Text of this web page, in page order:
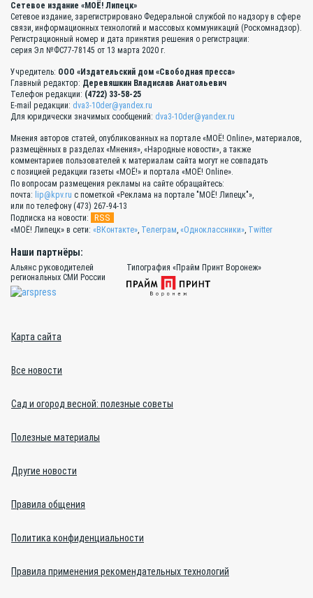
Сетевое издание «МОЁ! Липецк»
Сетевое издание, зарегистрировано Федеральной службой по надзору в сфере
связи, информационных технологий и массовых коммуникаций (Роскомнадзор).
Регистрационный номер и дата принятия решения о регистрации:
серия Эл №ФС77-78145 от 13 марта 2020 г.
Учредитель: ООО «Издательский дом «Свободная пресса»
Главный редактор: Деревяшкин Владислав Анатольевич
Телефон редакции: (4722) 33-58-25
E-mail редакции: dva3-10der@yandex.ru
Для юридически значимых сообщений: dva3-10der@yandex.ru
Мнения авторов статей, опубликованных на портале «МОЁ! Online», материалов,
размещённых в разделах «Мнения», «Народные новости», а также
комментариев пользователей к материалам сайта могут не совпадать
с позицией редакции газеты «МОЁ!» и портала «МОЁ! Online».
По вопросам размещения рекламы на сайте обращайтесь:
почта: lip@kpv.ru с пометкой «Реклама на портале "МОЁ! Липецк"»,
или по телефону (473) 267-94-13
Подписка на новости:
RSS
«МОЁ! Липецк» в сети: «ВКонтакте», Телеграм, «Одноклассники», Twitter
Наши партнёры:
Альянс руководителей
региональных СМИ России
Типография «Прайм Принт Воронеж»
Карта сайта
Все новости
Сад и огород весной: полезные советы
Полезные материалы
Другие новости
Правила общения
Политика конфиденциальности
Правила применения рекомендательных технологий